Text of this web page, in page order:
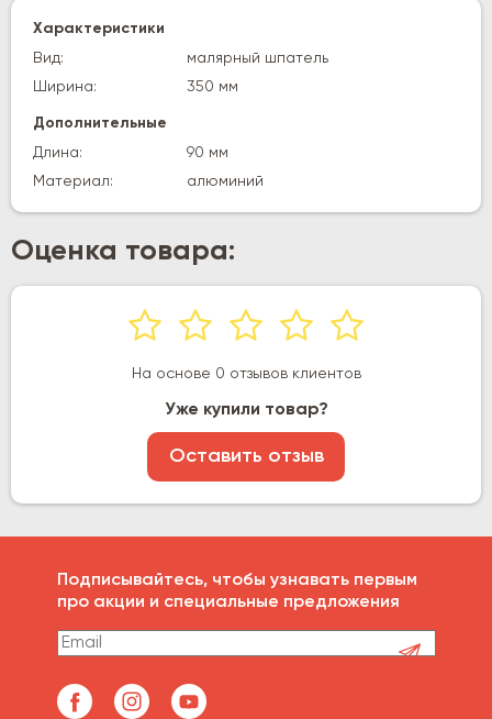
Характеристики
Вид:
малярный шпатель
Ширина:
350 мм
Дополнительные
Длина:
90 мм
Материал:
алюминий
Оценка товара:
На основе 0 отзывов клиентов
Уже купили товар?
Оставить отзыв
Подписывайтесь, чтобы узнавать первым
про акции и специальные предложения